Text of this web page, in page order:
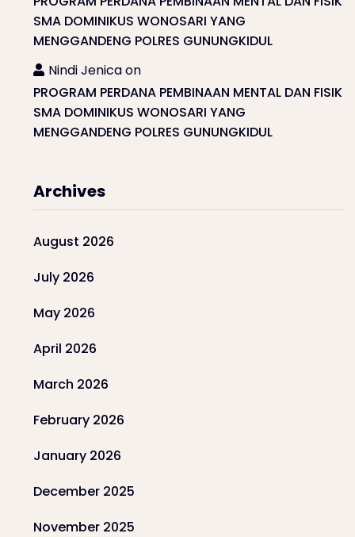
SMA DOMINIKUS WONOSARI YANG
MENGGANDENG POLRES GUNUNGKIDUL
Nindi Jenicaon
PROGRAM PERDANA PEMBINAAN MENTAL DAN FISIK
SMA DOMINIKUS WONOSARI YANG
MENGGANDENG POLRES GUNUNGKIDUL
Archives
August 2026
July 2026
May 2026
April 2026
March 2026
February 2026
January 2026
December 2025
November 2025